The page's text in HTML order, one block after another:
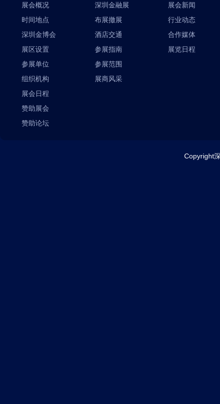
展会概况
时间地点
深圳金博会
展区设置
参展单位
组织机构
展会日程
赞助展会
赞助论坛
深圳金融展
布展撤展
酒店交通
参展指南
参展范围
展商风采
展会新闻
行业动态
合作媒体
展览日程
Copyright